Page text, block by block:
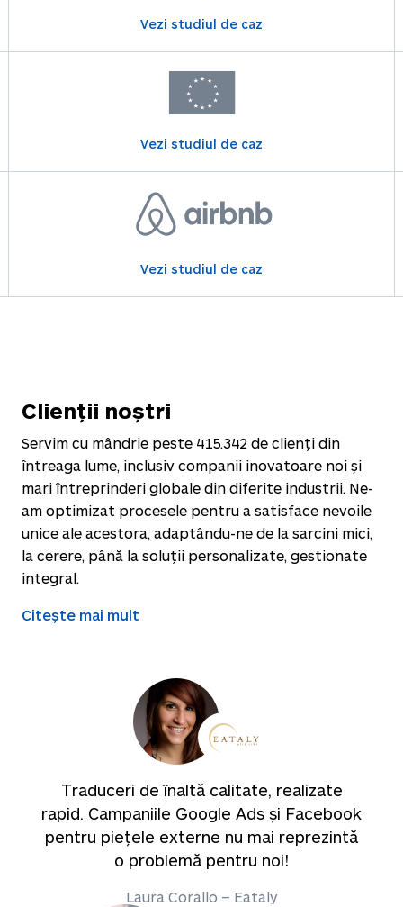
Vezi studiul de caz
Vezi studiul de caz
Vezi studiul de caz
Traduceri de înaltă calitate, realizate
rapid. Campaniile Google Ads și Facebook
pentru piețele externe nu mai reprezintă
o problemă pentru noi!
Laura Corallo – Eataly
Clienții noștri
Servim cu mândrie peste 415.342 de clienți din
întreaga lume, inclusiv companii inovatoare noi și
mari întreprinderi globale din diferite industrii. Ne-
am optimizat procesele pentru a satisface nevoile
unice ale acestora, adaptându-ne de la sarcini mici,
la cerere, până la soluții personalizate, gestionate
integral.
Citește mai mult